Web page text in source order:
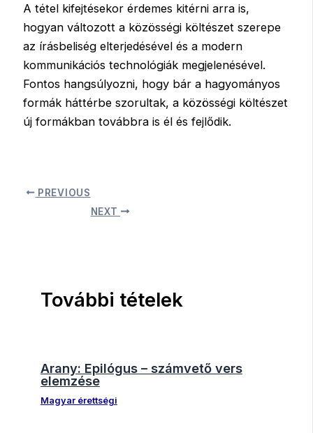
A tétel kifejtésekor érdemes kitérni arra is,
hogyan változott a közösségi költészet szerepe
az írásbeliség elterjedésével és a modern
kommunikációs technológiák megjelenésével.
Fontos hangsúlyozni, hogy bár a hagyományos
formák háttérbe szorultak, a közösségi költészet
új formákban továbbra is él és fejlődik.
PREVIOUS
NEXT
További tételek
Arany: Epilógus – számvető vers
elemzése
Magyar érettségi